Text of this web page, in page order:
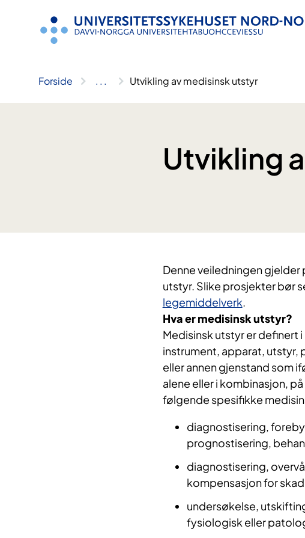
Forside .. . Utvikling av medisinsk utstyr
Utvikling
Denne veiledningen
utstyr. Slike prosjekter bør
legemiddelverk.
Hva er medisinsk utstyr?
Medisinsk utstyr er definert
instrument, apparat, utstyr,
eller annen gjenstand som
alene eller i kombinasjon,
følgende spesifikke
diagnostisering,
prognostisering,
diagnostisering,
kompensasjon for
undersøkelse,
fysiologisk eller